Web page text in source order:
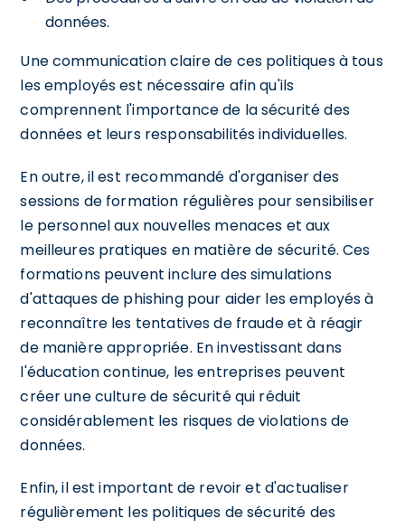
données.
Une communication claire de ces politiques à tous
les employés est nécessaire afin qu'ils
comprennent l'importance de la sécurité des
données et leurs responsabilités individuelles.
En outre, il est recommandé d'organiser des
sessions de formation régulières pour sensibiliser
le personnel aux nouvelles menaces et aux
meilleures pratiques en matière de sécurité. Ces
formations peuvent inclure des simulations
d'attaques de phishing pour aider les employés à
reconnaître les tentatives de fraude et à réagir
de manière appropriée. En investissant dans
l'éducation continue, les entreprises peuvent
créer une culture de sécurité qui réduit
considérablement les risques de violations de
données.
Enfin, il est important de revoir et d'actualiser
régulièrement les politiques de sécurité des